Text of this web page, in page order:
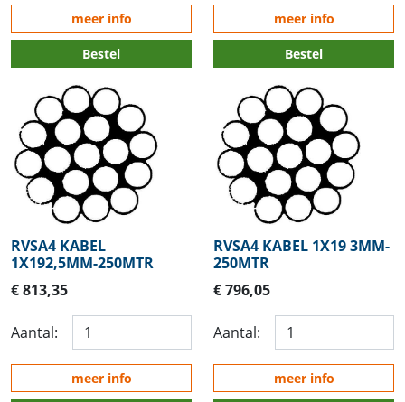
meer info
Bestel
meer info
Bestel
RVSA4 KABEL
1X192,5MM-250MTR
€ 813,35
Aantal:
meer info
RVSA4 KABEL 1X19 3MM-
250MTR
€ 796,05
Aantal:
meer info